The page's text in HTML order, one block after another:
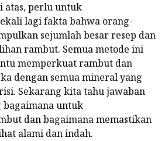
atas, perlu untuk
lagi fakta bahwa orang-
sejumlah besar resep dan
rambut. Semua metode ini
memperkuat rambut dan
dengan semua mineral yang
Sekarang kita tahu jawaban
untuk
dan bagaimana memastikan
alami dan indah.